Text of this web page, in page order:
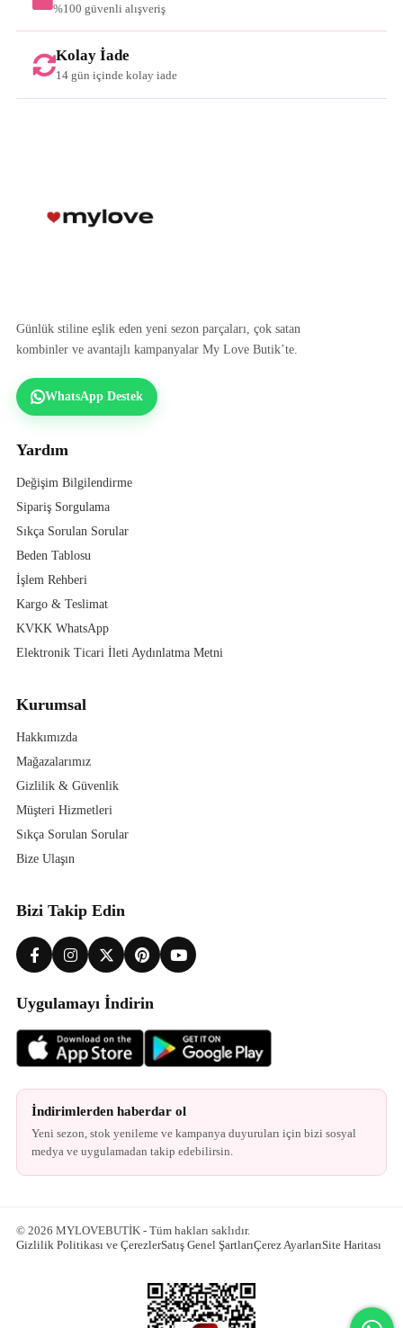
%100 güvenli alışveriş
Kolay İade
14 gün içinde kolay iade
Günlük stiline eşlik eden yeni sezon parçaları, çok satan
kombinler ve avantajlı kampanyalar My Love Butik’te.
WhatsApp Destek
Yardım
Değişim Bilgilendirme
Sipariş Sorgulama
Sıkça Sorulan Sorular
Beden Tablosu
İşlem Rehberi
Kargo & Teslimat
KVKK WhatsApp
Elektronik Ticari İleti Aydınlatma Metni
Kurumsal
Hakkımızda
Mağazalarımız
Gizlilik & Güvenlik
Müşteri Hizmetleri
Sıkça Sorulan Sorular
Bize Ulaşın
Bizi Takip Edin
Uygulamayı İndirin
İndirimlerden haberdar ol
Yeni sezon, stok yenileme ve kampanya duyuruları için bizi sosyal
medya ve uygulamadan takip edebilirsin.
© 2026 MYLOVEBUTİK - Tüm hakları saklıdır.
Gizlilik Politikası ve ÇerezlerSatış Genel ŞartlarıÇerez AyarlarıSite Haritası